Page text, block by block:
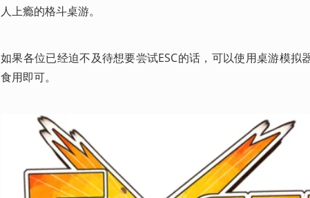
人上瘾的格斗桌游。
如果各位已经迫不及待想要尝试ESC的话，可以使用桌游模拟
食用即可。